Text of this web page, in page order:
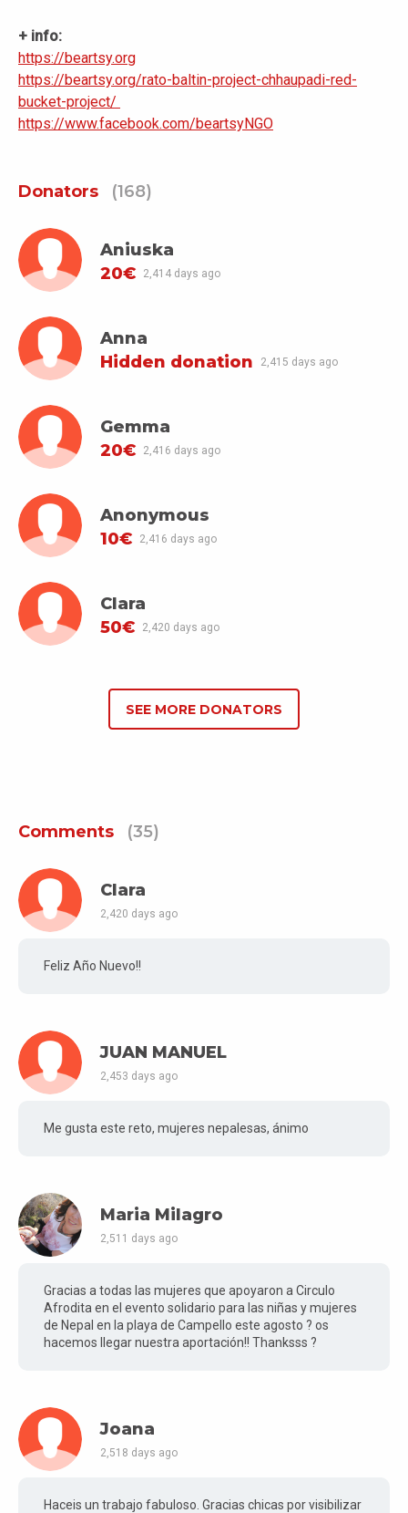
+ info:
https://beartsy.org
https://beartsy.org/rato-baltin-project-chhaupadi-red-
bucket-project/
https://www.facebook.com/beartsyNGO
Donators (168)
Aniuska
20€
2,414 days ago
Anna
Hidden donation
2,415 days ago
Gemma
20€
2,416 days ago
Anonymous
10€
2,416 days ago
Clara
50€
2,420 days ago
SEE MORE DONATORS
Comments (35)
Clara
2,420 days ago
Feliz Año Nuevo!!
JUAN MANUEL
2,453 days ago
Me gusta este reto, mujeres nepalesas, ánimo
Maria Milagro
2,511 days ago
Gracias a todas las mujeres que apoyaron a Circulo
Afrodita en el evento solidario para las niñas y mujeres
de Nepal en la playa de Campello este agosto ? os
hacemos llegar nuestra aportación!! Thanksss ?
Joana
2,518 days ago
Haceis un trabajo fabuloso. Gracias chicas por visibilizar